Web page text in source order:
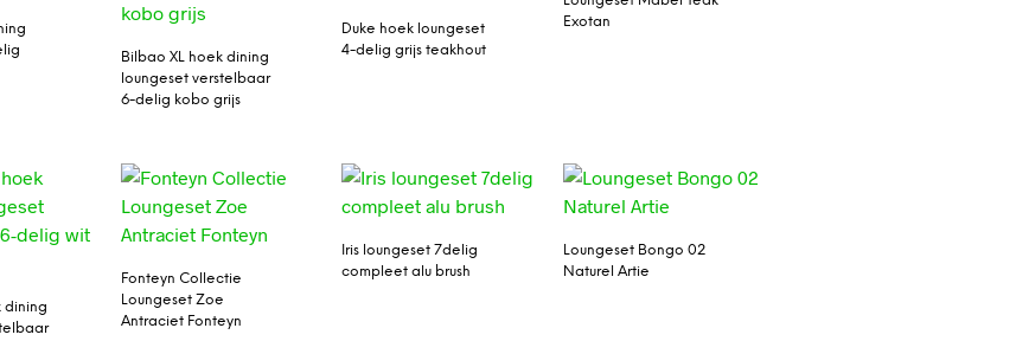
Bilbao XL hoek dining
loungeset verstelbaar
6-delig kobo grijs
Duke hoek loungeset
4-delig grijs teakhout
Exotan
dining
Fonteyn Collectie
Loungeset Zoe
Antraciet Fonteyn
Iris loungeset 7delig
compleet alu brush
Loungeset Bongo 02
Naturel Artie